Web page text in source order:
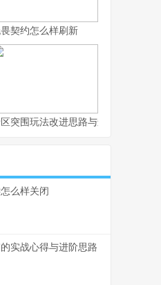
契约怎么样刷新
突围玩法改进思路与进阶攻略
么样关闭
实战心得与进阶思路